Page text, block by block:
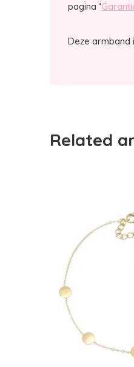
pagina ‘
Deze armband
Related